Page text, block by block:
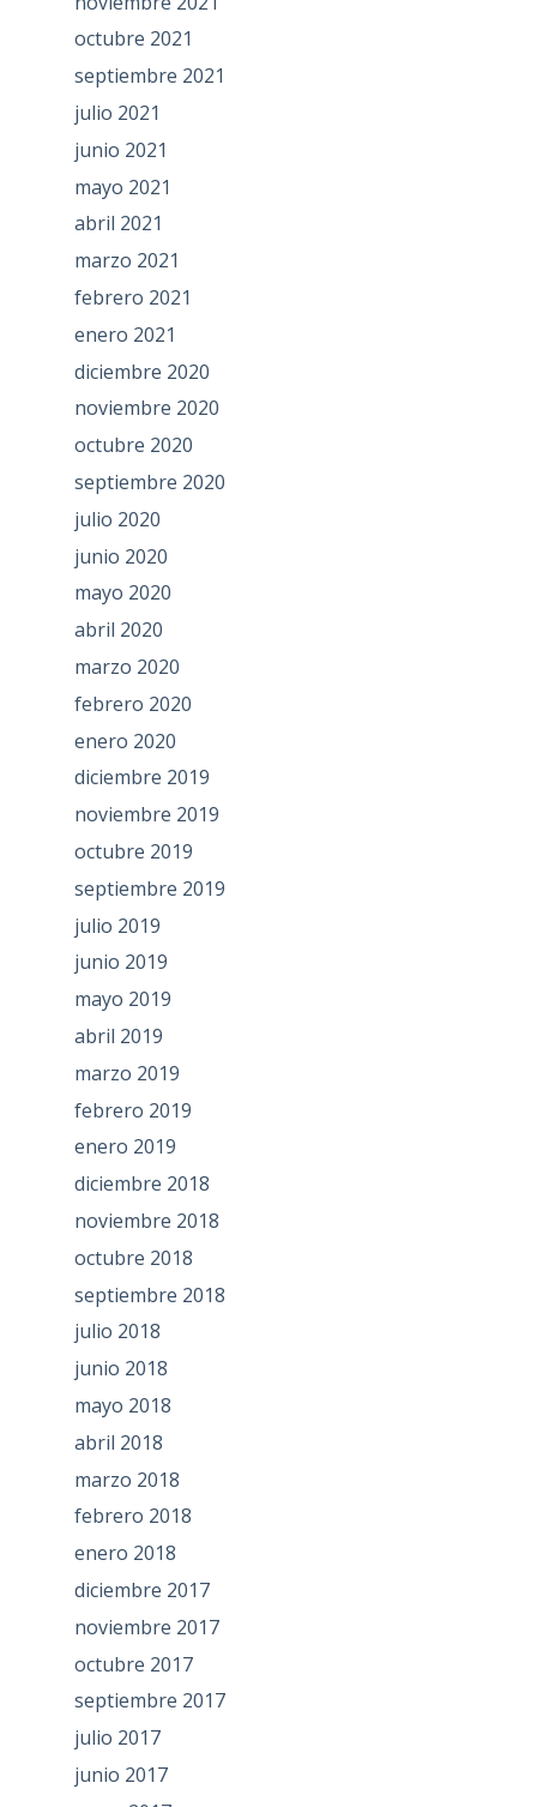
octubre 2021
septiembre 2021
julio 2021
junio 2021
mayo 2021
abril 2021
marzo 2021
febrero 2021
enero 2021
diciembre 2020
noviembre 2020
octubre 2020
septiembre 2020
julio 2020
junio 2020
mayo 2020
abril 2020
marzo 2020
febrero 2020
enero 2020
diciembre 2019
noviembre 2019
octubre 2019
septiembre 2019
julio 2019
junio 2019
mayo 2019
abril 2019
marzo 2019
febrero 2019
enero 2019
diciembre 2018
noviembre 2018
octubre 2018
septiembre 2018
julio 2018
junio 2018
mayo 2018
abril 2018
marzo 2018
febrero 2018
enero 2018
diciembre 2017
noviembre 2017
octubre 2017
septiembre 2017
julio 2017
junio 2017